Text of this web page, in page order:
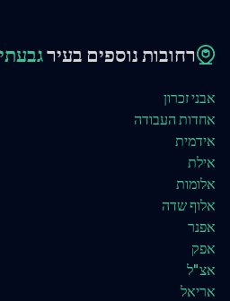
רחובות נוספים בעיר
אבני זכרון
אחדות העבודה
אידמית
אילת
אלומות
אלוף שדה
אפנר
אפק
אצ"ל
אריאל